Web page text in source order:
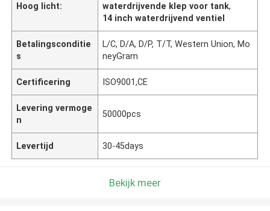
Hoog licht:
waterdrijvende klep voor tank,
14 inch waterdrijvend ventiel
Betalingsconditie
s
L/C, D/A, D/P, T/T, Western Union, Mo
neyGram
Certificering ISO9001,CE
Levering vermoge
n
50000pcs
Levertijd 30-45days
Bekijk meer